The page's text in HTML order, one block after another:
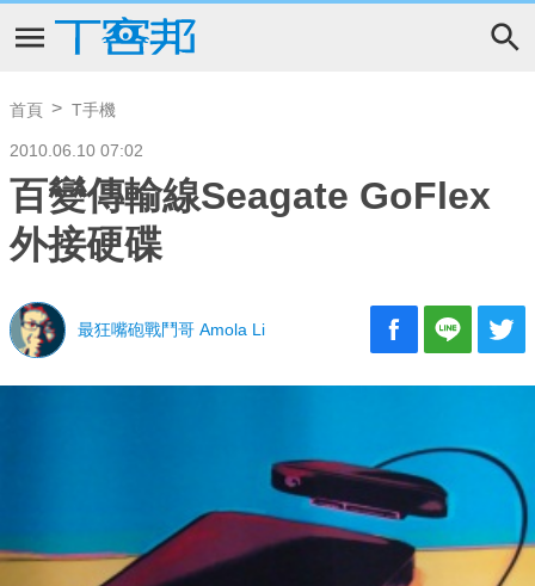
首頁 T手機
2010.06.10 07:02
百變傳輸線Seagate GoFlex
外接硬碟
最狂嘴砲戰鬥哥 Amola Li